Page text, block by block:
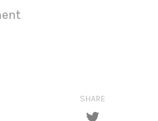
SHARE